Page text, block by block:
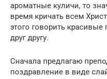
ароматные куличи, то
время кричать всем
этого говорить
друг другу.
Сначала предлагаю
поздравление в виде